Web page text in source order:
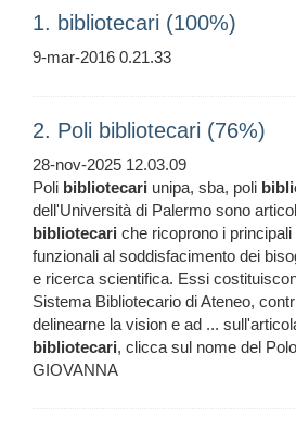
1. bibliotecari (100%)
9-mar-2016 0.21.33
2. Poli bibliotecari (76%)
28-nov-2025 12.03.09
Poli bibliotecari unipa, sba, poli
dell'Università di Palermo sono
bibliotecari che ricoprono i
funzionali al soddisfacimento dei
e ricerca scientifica. Essi
Sistema Bibliotecario di Ateneo,
delinearne la vision e ad ...
bibliotecari, clicca sul nome del
GIOVANNA